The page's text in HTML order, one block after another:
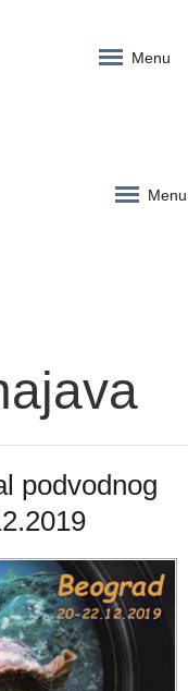
Menu
Menu
podvodnog